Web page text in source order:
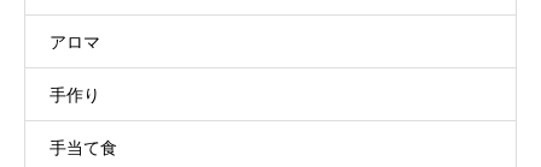
アロマ
手作り
手当て食